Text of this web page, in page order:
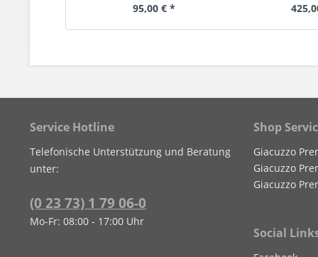
95,00 € *
Service Hotline
Telefonische Unterstützung und Beratung
unter:
(0 23 73) 1 79 06-0
Mo-Fr: 08:00 - 17:00 Uhr
Shop
Giacuzzo
Giacuzzo
Giacuzzo
Social